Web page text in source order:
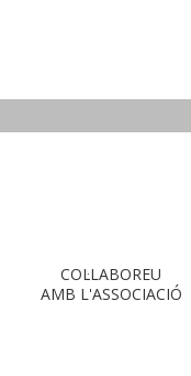
COL·LABOREU
AMB L'ASSOCIACIÓ